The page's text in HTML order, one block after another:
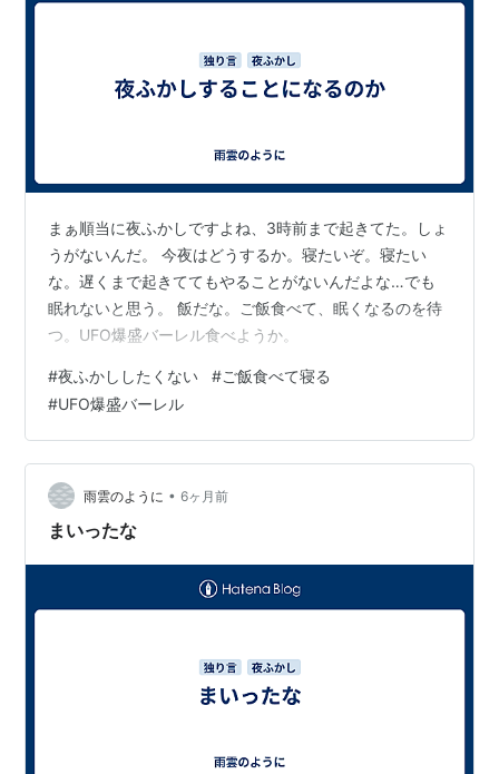
まぁ順当に夜ふかしですよね、3時前まで起きてた。しょ
うがないんだ。 今夜はどうするか。寝たいぞ。寝たい
な。遅くまで起きててもやることがないんだよな…でも
眠れないと思う。 飯だな。ご飯食べて、眠くなるのを待
つ。UFO爆盛バーレル食べようか。
#夜ふかししたくない #ご飯食べて寝る
#UFO爆盛バーレル
雨雲のように • 6ヶ月前
まいったな